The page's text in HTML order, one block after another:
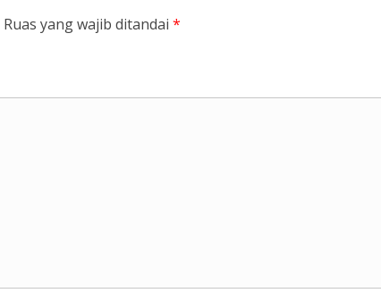
Ruas yang wajib ditandai *